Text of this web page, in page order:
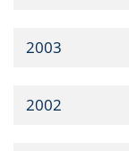
2003
2002